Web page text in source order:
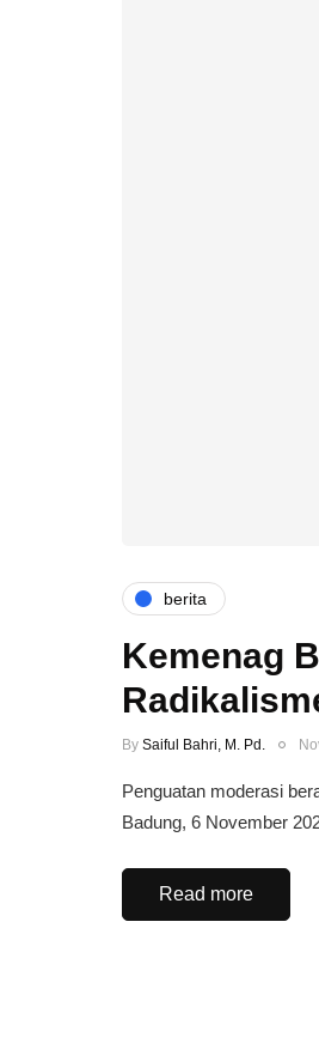
berita
Kemenag
By Saiful Bahri, M. Pd.
Penguatan moderasi
Badung, 6 November
Read more